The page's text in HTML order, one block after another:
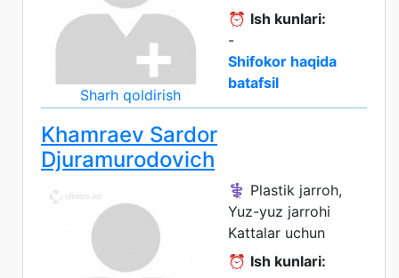
Sharh qoldirish
⏰ Ish kunlari:
-
Shifokor haqida
batafsil
Khamraev Sardor
Djuramurodovich
⚕️ Plastik jarroh,
Yuz-yuz jarrohi
Kattalar uchun
⏰ Ish kunlari: